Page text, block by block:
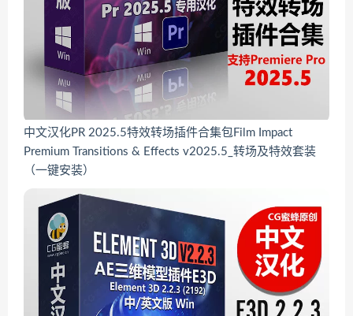
中文汉化PR 2025.5特效转场插件合集包Film Impact
Premium Transitions & Effects v2025.5_转场及特效套装
（一键安装）